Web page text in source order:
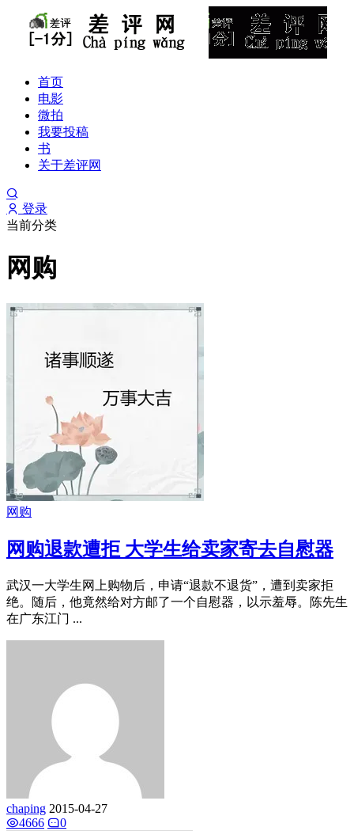
首页
电影
微拍
我要投稿
书
关于差评网
登录
当前分类
网购
网购
网购退款遭拒 大学生给卖家寄去自慰器
武汉一大学生网上购物后，申请“退款不退货”，遭到卖家拒
绝。随后，他竟然给对方邮了一个自慰器，以示羞辱。陈先生
在广东江门 ...
chaping 2015-04-27
4666
0